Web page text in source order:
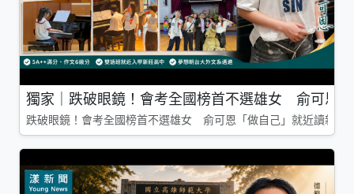
獨家｜跌破眼鏡！會考全國榜首不選雄女 俞可恩
跌破眼鏡！會考全國榜首不選雄女 俞可恩「做自己」就近讀新莊